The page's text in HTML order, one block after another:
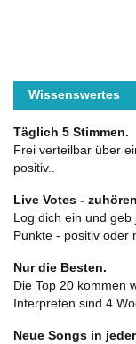
Wissenswertes
Täglich 5 Stimmen.
Frei verteilbar über
positiv..
Live Votes -
Log dich ein und
Punkte - positiv oder
Nur die Besten.
Die Top 20 kommen
Interpreten sind 4
Neue Songs in